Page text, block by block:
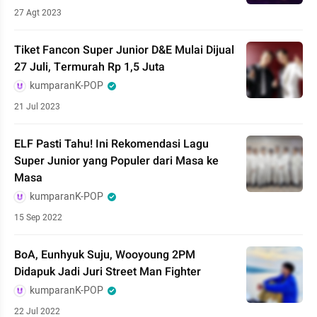
27 Agt 2023
Tiket Fancon Super Junior D&E Mulai Dijual
27 Juli, Termurah Rp 1,5 Juta
kumparanK-POP
21 Jul 2023
ELF Pasti Tahu! Ini Rekomendasi Lagu
Super Junior yang Populer dari Masa ke
Masa
kumparanK-POP
15 Sep 2022
BoA, Eunhyuk Suju, Wooyoung 2PM
Didapuk Jadi Juri Street Man Fighter
kumparanK-POP
22 Jul 2022